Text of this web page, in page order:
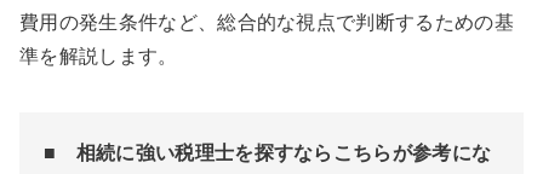
費用の発生条件など、総合的な視点で判断するための基
準を解説します。
■ 相続に強い税理士を探すならこちらが参考にな